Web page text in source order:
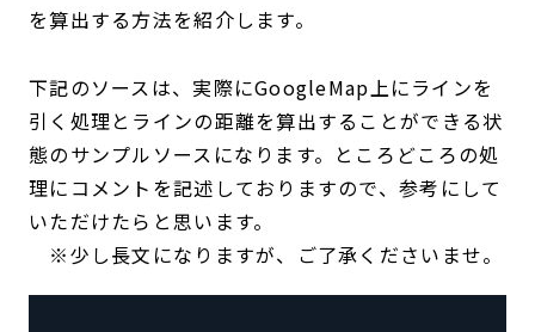
を算出する方法を紹介します。
下記のソースは、実際にGoogleMap上にラインを
引く処理とラインの距離を算出することができる状
態のサンプルソースになります。ところどころの処
理にコメントを記述しておりますので、参考にして
いただけたらと思います。
※少し長文になりますが、ご了承くださいませ。